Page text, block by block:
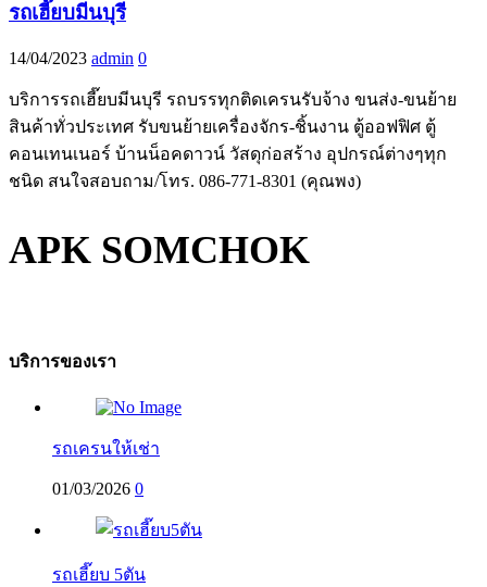
รถเฮี๊ยบมีนบุรี
14/04/2023 admin 0
บริการรถเฮี๊ยบมีนบุรี รถบรรทุกติดเครนรับจ้าง ขนส่ง-ขนย้าย
สินค้าทั่วประเทศ รับขนย้ายเครื่องจักร-ชิ้นงาน ตู้ออฟฟิศ ตู้
คอนเทนเนอร์ บ้านน็อคดาวน์ วัสดุก่อสร้าง อุปกรณ์ต่างๆทุก
ชนิด สนใจสอบถาม/โทร. 086-771-8301 (คุณพง)
APK SOMCHOK
บริการของเรา
รถเครนให้เช่า
01/03/2026 0
รถเฮี๊ยบ 5ตัน